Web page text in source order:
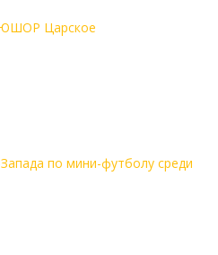
Царское
по мини-футболу среди